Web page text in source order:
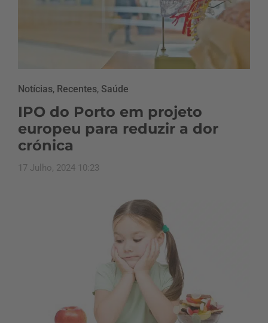
Notícias, Recentes, Saúde
IPO do Porto em projeto
europeu para reduzir a dor
crónica
17 Julho, 2024 10:23